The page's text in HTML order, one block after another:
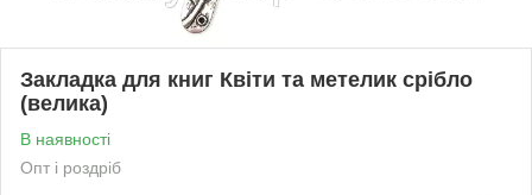
Закладка для книг Квіти та метелик срібло
(велика)
В наявності
Опт і роздріб